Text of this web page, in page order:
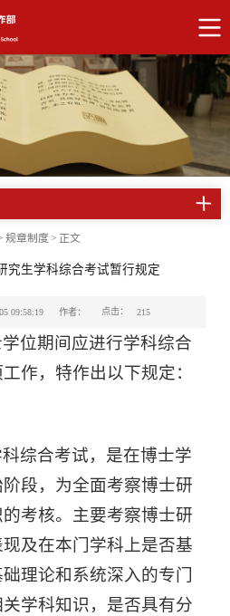
规章制度> 正文
究生学科综合考试暂行规定
09:58:19 作者： 点击： 215
位期间应进行学科综合
作，特作出以下规定：
综合考试，是在博士学
段，为全面考察博士研
考核。主要考察博士研
及在本门学科上是否基
理论和系统深入的专门
学科知识，是否具有分